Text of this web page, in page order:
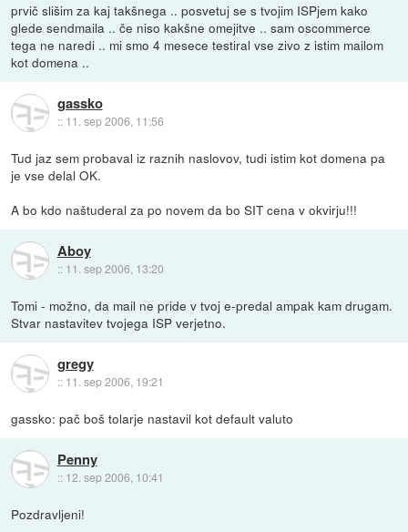
prvič slišim za kaj takšnega .. posvetuj se s tvojim ISPjem kako
glede sendmaila .. če niso kakšne omejitve .. sam oscommerce
tega ne naredi .. mi smo 4 mesece testiral vse zivo z istim mailom
kot domena ..
gassko
:: 11. sep 2006, 11:56
Tud jaz sem probaval iz raznih naslovov, tudi istim kot domena pa
je vse delal OK.
A bo kdo naštuderal za po novem da bo SIT cena v okvirju!!!
Aboy
:: 11. sep 2006, 13:20
Tomi - možno, da mail ne pride v tvoj e-predal ampak kam drugam.
Stvar nastavitev tvojega ISP verjetno.
gregy
:: 11. sep 2006, 19:21
gassko: pač boš tolarje nastavil kot default valuto
Penny
:: 12. sep 2006, 10:41
Pozdravljeni!